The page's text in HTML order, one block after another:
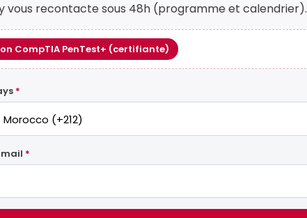
vous recontacte sous 48h (programme et calendrier).
CompTIA PenTest+ (certifiante)
*
*